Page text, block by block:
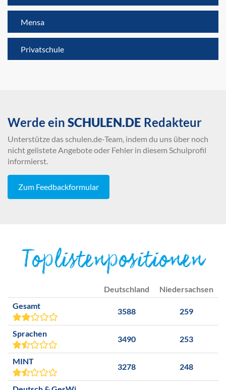
Mensa
Privatschule
Werde ein SCHULEN.DE Redakteur
Unterstütze das schulen.de-Team, indem du uns über noch
nicht gelistete Angebote oder Fehler in diesem Schulprofil
informierst.
Zum Feedbackformular
Toplistenpositionen
Deutschland
Niedersachsen
Gesamt
3588 259
Sprachen
3490 253
MINT
3278 248